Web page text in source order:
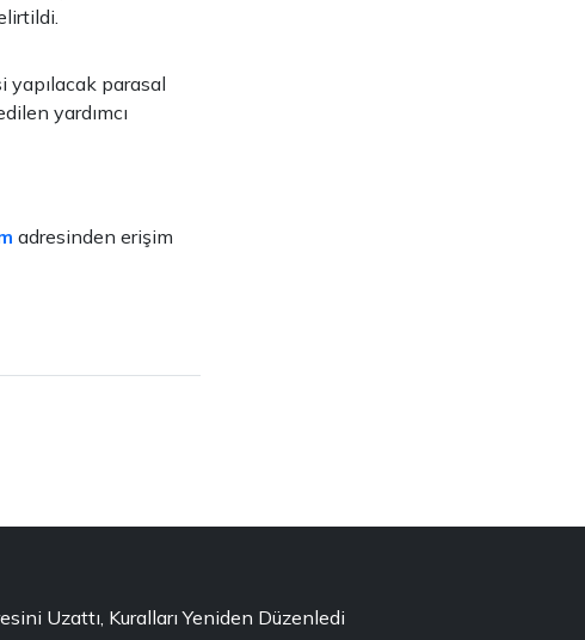
yapılacak parasal
yardımcı
adresinden erişim
Uzattı, Kuralları Yeniden Düzenledi